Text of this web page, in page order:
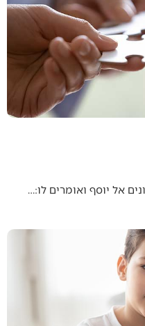
אל יוסף ואומרים לו:…